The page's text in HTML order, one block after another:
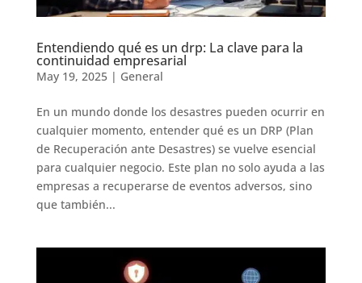
Entendiendo qué es un drp: La clave para la
continuidad empresarial
May 19, 2025| General
En un mundo donde los desastres pueden ocurrir en
cualquier momento, entender qué es un DRP (Plan
de Recuperación ante Desastres) se vuelve esencial
para cualquier negocio. Este plan no solo ayuda a las
empresas a recuperarse de eventos adversos, sino
que también...